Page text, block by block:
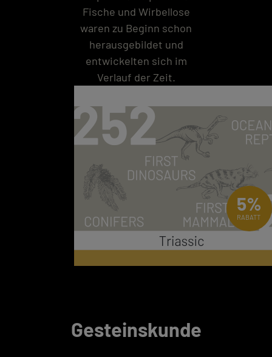
Fische und Wirbellose
waren zu Beginn schon
herausgebildet und
entwickelten sich im
Verlauf der Zeit.
Gesteinskunde
5%
RABATT